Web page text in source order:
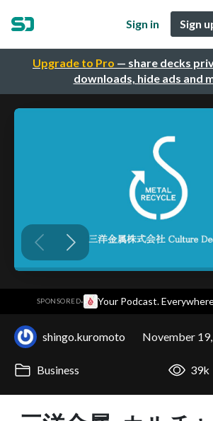
Upgrade to Pro — share decks
downloads, hide ads and
Sign in Sign
SPONSORED· Your Podcast.
shingo.kuromoto November
Business 39k